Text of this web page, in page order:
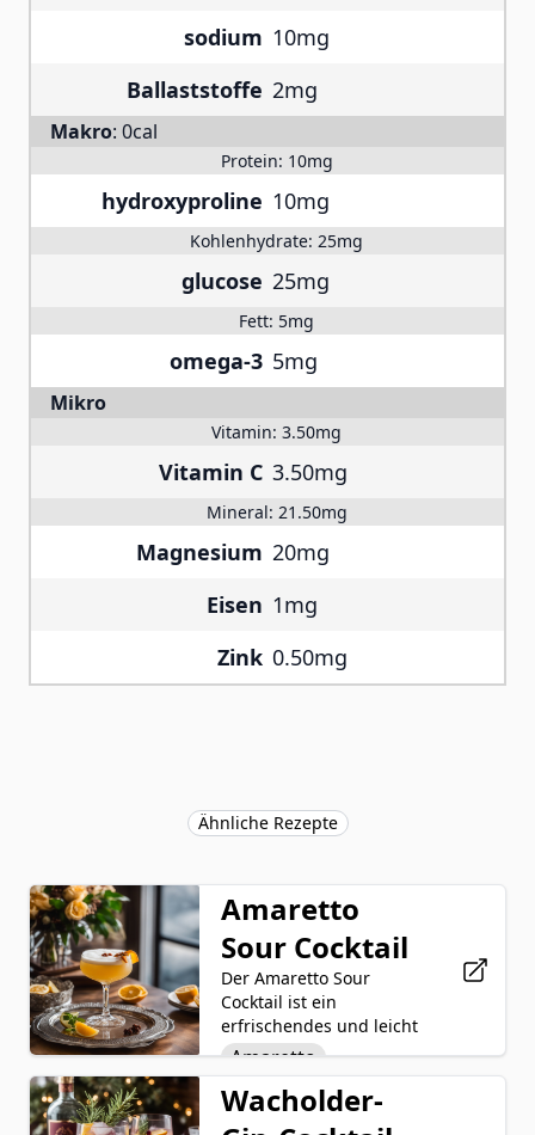
sodium 10mg
Ballaststoffe 2mg
Makro: 0cal
Protein: 10mg
hydroxyproline 10mg
Kohlenhydrate: 25mg
glucose 25mg
Fett: 5mg
omega-3 5mg
Mikro
Vitamin: 3.50mg
Vitamin C 3.50mg
Mineral: 21.50mg
Magnesium 20mg
Eisen 1mg
Zink 0.50mg
Ähnliche Rezepte
Amaretto
Sour Cocktail
Der Amaretto Sour
Cocktail ist ein
erfrischendes und leicht
süßes Getränk, das den
Mandelgeschmack Likörs
Amaretto mit saurer
Amaretto
Zitronensaft
Eis
Wacholder-